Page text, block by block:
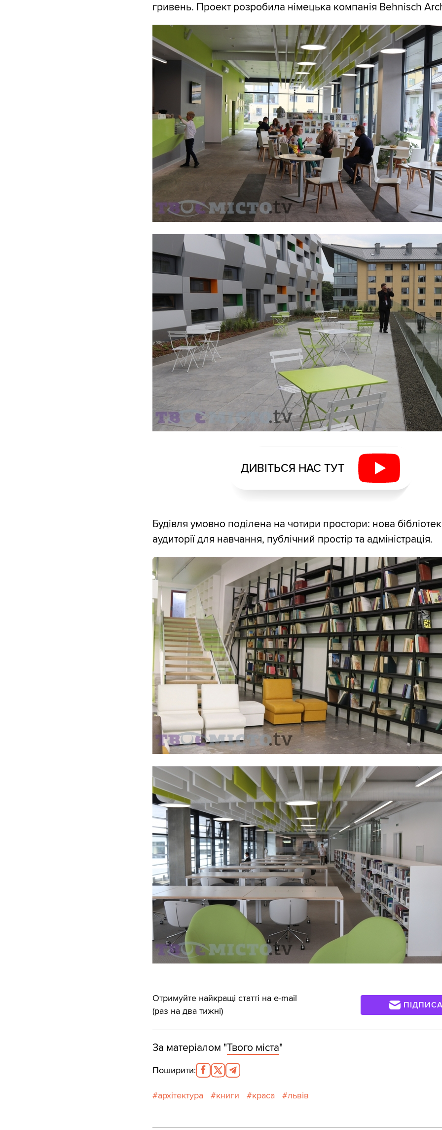
гривень. Проект розробила німецька компанія Behnisch
ДИВІТЬСЯ НАС ТУТ
Будівля умовно поділена на чотири простори: нова
аудиторії для навчання, публічний простір та адміністрація.
Отримуйте найкращі статті на e-mail
(раз на два тижні)
За матеріалом "Твого міста"
Поширити:
архітектура книги краса львів